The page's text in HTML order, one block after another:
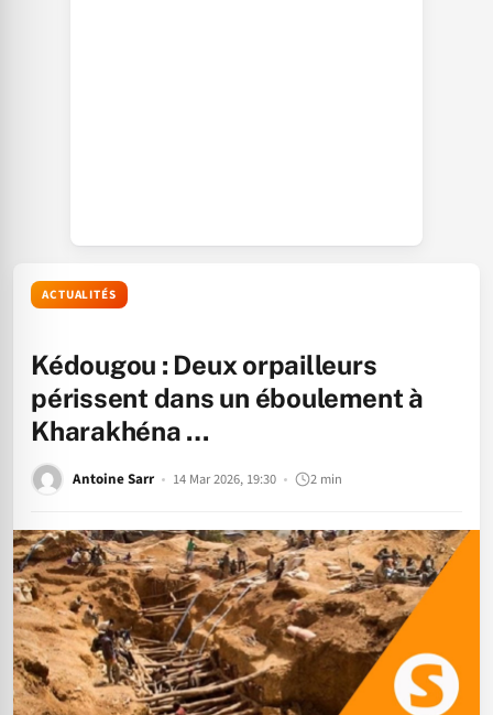
ACTUALITÉS
Kédougou : Deux orpailleurs
périssent dans un éboulement à
Kharakhéna …
Antoine Sarr 14 Mar 2026, 19:30 2 min